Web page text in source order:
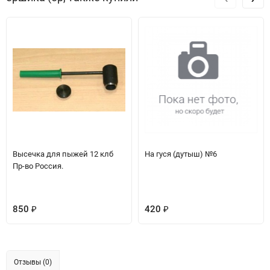
Высечка для пыжей 12 клб
Пр-во Россия.
850 ₽
На гуся (дутыш) №6
420 ₽
Отзывы (0)